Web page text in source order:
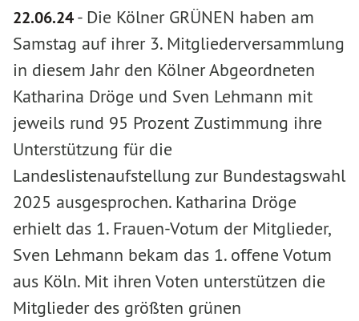
22.06.24- Die Kölner GRÜNEN haben am
Samstag auf ihrer 3. Mitgliederversammlung
in diesem Jahr den Kölner Abgeordneten
Katharina Dröge und Sven Lehmann mit
jeweils rund 95 Prozent Zustimmung ihre
Unterstützung für die
Landeslistenaufstellung zur Bundestagswahl
2025 ausgesprochen. Katharina Dröge
erhielt das 1. Frauen-Votum der Mitglieder,
Sven Lehmann bekam das 1. offene Votum
aus Köln. Mit ihren Voten unterstützen die
Mitglieder des größten grünen